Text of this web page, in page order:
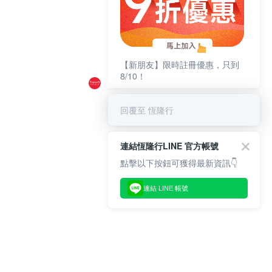
【新朋友】限時註冊優惠，只到
8/10！
回覆至 恆隆行
連結恆隆行LINE 官方帳號
點擊以下按鈕可獲得最新資訊👇
連結 LINE 帳號